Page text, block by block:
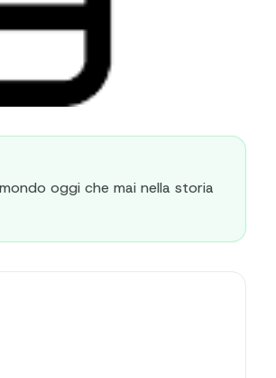
oggi che mai nella storia